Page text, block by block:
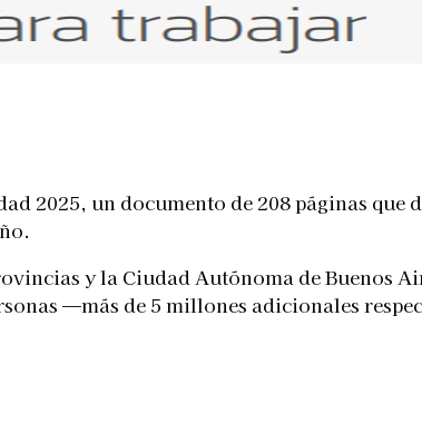
2025, un documento de 208 páginas que
y la Ciudad Autónoma de Buenos
—más de 5 millones adicionales